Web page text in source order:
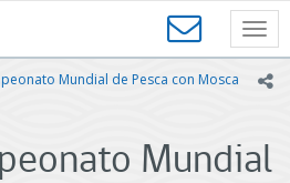
Mundial de Pesca con Mosca
Mundial